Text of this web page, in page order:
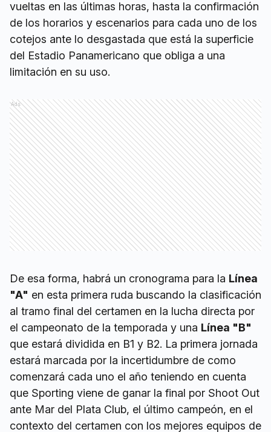
vueltas en las últimas horas, hasta la confirmación
de los horarios y escenarios para cada uno de los
cotejos ante lo desgastada que está la superficie
del Estadio Panamericano que obliga a una
limitación en su uso.
Ads
De esa forma, habrá un cronograma para la Línea
"A" en esta primera ruda buscando la clasificación
al tramo final del certamen en la lucha directa por
el campeonato de la temporada y una Línea "B"
que estará dividida en B1 y B2. La primera jornada
estará marcada por la incertidumbre de como
comenzará cada uno el año teniendo en cuenta
que Sporting viene de ganar la final por Shoot Out
ante Mar del Plata Club, el último campeón, en el
contexto del certamen con los mejores equipos de